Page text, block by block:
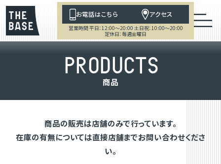
お電話はこちら アクセス
営業時間 平日：12:00～20:00 土日祝：10:00～20:00
定休日：毎週金曜日
PRODUCTS
商品
商品の販売は店舗のみで行っています。
在庫の有無については直接店舗までお問い合わせくださ
い。